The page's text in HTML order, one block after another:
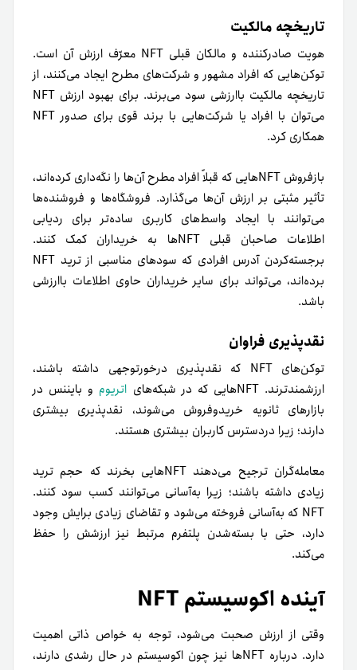
تاریخچه مالکیت
هویت صادرکننده و مالکان قبلی NFT معرّف ارزش آن است.
توکن‌هایی که افراد مشهور و شرکت‌های مطرح ایجاد می‌کنند، از
تاریخچه مالکیت با‌ارزشی سود می‌برند. برای بهبود ارزش NFT
می‌توان با افراد یا شرکت‌هایی با برند قوی برای صدور NFT
همکاری کرد.
بازفروش NFT‌هایی که قبلاً افراد مطرح آن‌ها را نگه‌داری کرده‌اند،
تأثیر مثبتی بر ارزش آن‌ها می‌گذارد. فروشگاه‌ها و فروشنده‌ها
می‌توانند با ایجاد واسط‌های کاربری ساده‌تر برای ردیابی
اطلاعات صاحبان قبلی NFTها به خریداران کمک کنند.
برجسته‌کردن آدرس افرادی که سودهای مناسبی از ترید NFT
برده‌اند، می‌تواند برای سایر خریداران حاوی اطلاعات با‌ارزشی
باشد.
نقدپذیری فراوان
توکن‌های NFT که نقدپذیری درخورتوجهی داشته باشند،
ارزشمندتر‌ند. NFT‌هایی که در شبکه‌های
اتریوم و بایننس در
بازارهای ثانویه خریدوفروش می‌شوند، نقدپذیری بیشتری
دارند؛ زیرا در‌دسترس کاربران بیشتری هستند.
معامله‌گران ترجیح می‌دهند NFT‌هایی بخرند که حجم ترید
زیادی داشته باشند؛ زیرا به‌آسانی می‌توانند کسب سود کنند.
NFT که به‌آسانی فروخته می‌شود و تقاضای زیادی برایش وجود
دارد، حتی با بسته‌شدن پلتفرم مرتبط نیز ارزشش را حفظ
می‌کند.
آینده اکوسیستم NFT
وقتی از ارزش صحبت می‌شود، توجه به خواص ذاتی اهمیت
دارد. درباره NFTها نیز چون اکوسیستم در حال رشدی دارند،